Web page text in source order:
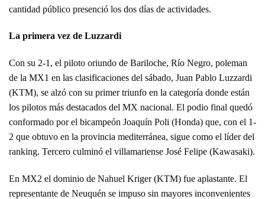
cantidad público presenció los dos días de actividades.
La primera vez de Luzzardi
Con su 2-1, el piloto oriundo de Bariloche, Río Negro, poleman
de la MX1 en las clasificaciones del sábado, Juan Pablo Luzzardi
(KTM), se alzó con su primer triunfo en la categoría donde están
los pilotos más destacados del MX nacional. El podio final quedó
conformado por el bicampeón Joaquín Poli (Honda) que, con el 1-
2 que obtuvo en la provincia mediterránea, sigue como el líder del
ranking. Tercero culminó el villamariense José Felipe (Kawasaki).
En MX2 el dominio de Nahuel Kriger (KTM) fue aplastante. El
representante de Neuquén se impuso sin mayores inconvenientes